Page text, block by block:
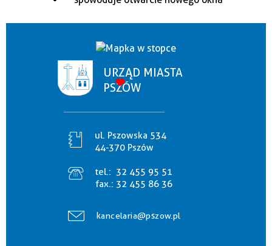
URZĄD MIASTA
PSZÓW
ul. Pszowska 534
44-370 Pszów
tel.: 32 455 95 51
fax.: 32 455 86 36
kancelaria@pszow.pl